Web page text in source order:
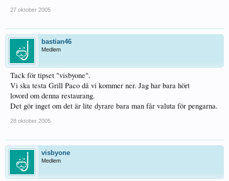
27 oktober 2005
bastian46
Medlem
Tack för tipset "visbyone".
Vi ska testa Grill Paco då vi kommer ner. Jag har bara hört
lovord om denna restaurang.
Det gör inget om det är lite dyrare bara man får valuta för pengarna.
28 oktober 2005
visbyone
Medlem